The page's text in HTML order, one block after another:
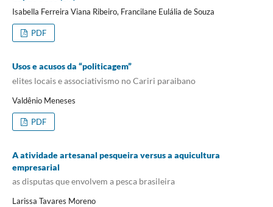
Isabella Ferreira Viana Ribeiro, Francilane Eulália de Souza
PDF
Usos e acusos da “politicagem”
elites locais e associativismo no Cariri paraibano
Valdênio Meneses
PDF
A atividade artesanal pesqueira versus a aquicultura
empresarial
as disputas que envolvem a pesca brasileira
Larissa Tavares Moreno